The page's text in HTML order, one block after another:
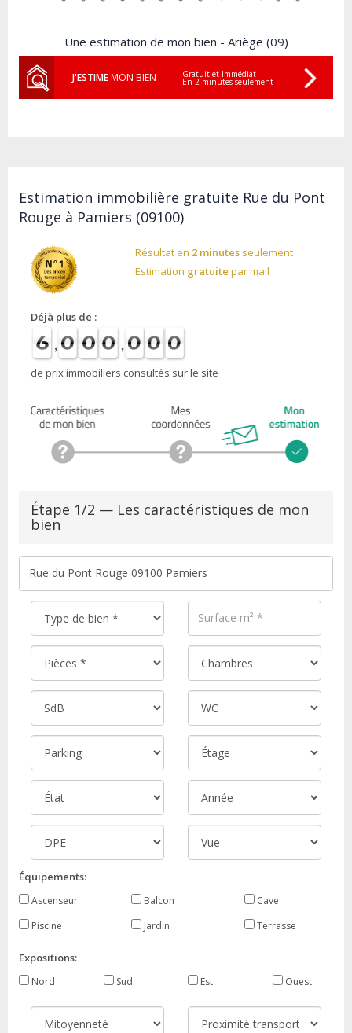
Une estimation de mon bien - Ariège (09)
J'ESTIMEMON BIEN Gratuit et Immédiat
En 2 minutes seulement
Estimation immobilière gratuite Rue du Pont
Rouge à Pamiers (09100)
Résultat en 2 minutes seulement
Estimation gratuite par mail
Déjà plus de :
de prix immobiliers consultés sur le site
Étape 1/2 — Les caractéristiques de mon
bien
Équipements:
Ascenseur Balcon
Cave
Piscine
Jardin Terrasse
Expositions:
Nord Sud Est Ouest